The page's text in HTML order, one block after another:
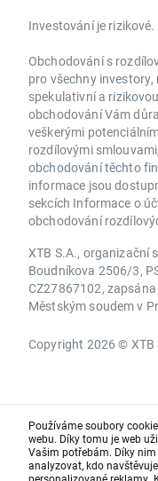
Investování je
Obchodování s
pro všechny
spekulativní a
obchodování Vám
veškerými
rozdílovými
obchodování těchto
informace jsou
sekcích Informace o
obchodování
XTB S.A., organizační
Boudníkova 2506/3,
CZ27867102,
Městským soudem v
Copyright 2026 © XTB
Používáme soubory
webu. Díky tomu je web
Vašim potřebám. Díky
analyzovat, kdo